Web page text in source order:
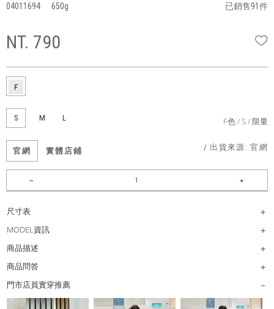
04011694 650 已銷售91件
NT. 790
S M L F色 S 限量
官網 實體店鋪 / 出貨來源:官網
尺寸表
MODEL資訊
商品描述
商品問答
門市店員實穿推薦